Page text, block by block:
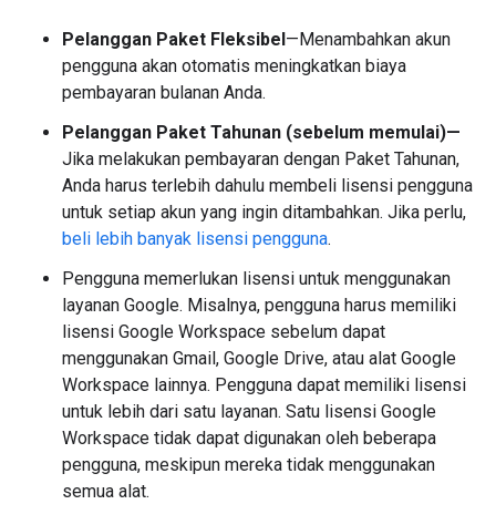
Pelanggan Paket Fleksibel—Menambahkan akun
pengguna akan otomatis meningkatkan biaya
pembayaran bulanan Anda.
Pelanggan Paket Tahunan (sebelum memulai)—
Jika melakukan pembayaran dengan Paket Tahunan,
Anda harus terlebih dahulu membeli lisensi pengguna
untuk setiap akun yang ingin ditambahkan. Jika perlu,
beli lebih banyak lisensi pengguna.
Pengguna memerlukan lisensi untuk menggunakan
layanan Google. Misalnya, pengguna harus memiliki
lisensi Google Workspace sebelum dapat
menggunakan Gmail, Google Drive, atau alat Google
Workspace lainnya. Pengguna dapat memiliki lisensi
untuk lebih dari satu layanan. Satu lisensi Google
Workspace tidak dapat digunakan oleh beberapa
pengguna, meskipun mereka tidak menggunakan
semua alat.